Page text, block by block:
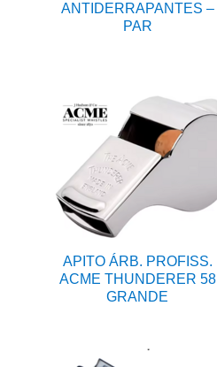
ANTIDERRAPANTES –
PAR
APITO ÁRB. PROFISS.
ACME THUNDERER 58
GRANDE